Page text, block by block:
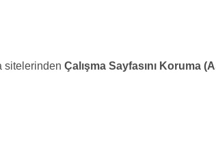
sitelerinden Çalışma Sayfasını Koruma